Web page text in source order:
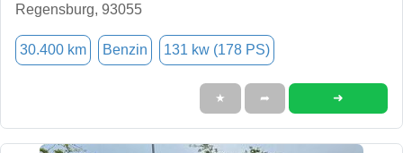
Regensburg, 93055
30.400 km Benzin 131 kw (178 PS)
★ ➦ ➜